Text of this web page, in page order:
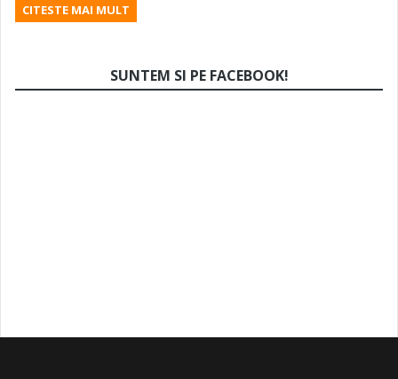
CITESTE MAI MULT
SUNTEM SI PE FACEBOOK!